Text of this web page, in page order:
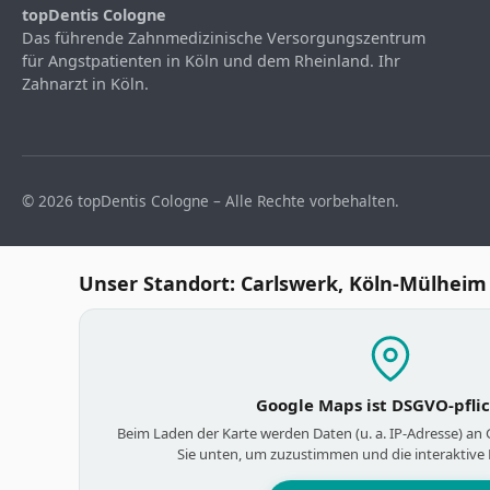
topDentis Cologne
Das führende Zahnmedizinische Versorgungszentrum
für Angstpatienten in Köln und dem Rheinland. Ihr
Zahnarzt in Köln.
© 2026 topDentis Cologne – Alle Rechte vorbehalten.
Unser Standort: Carlswerk, Köln-Mülheim
Google Maps ist DSGVO-
Beim Laden der Karte werden Daten (u. a. IP-Adresse)
Sie unten, um zuzustimmen und die interaktive